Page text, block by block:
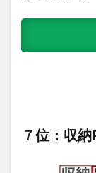
７位：収